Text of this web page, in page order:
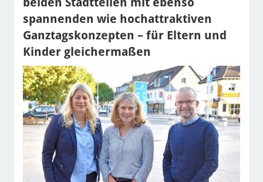
spannenden wie hochattraktiven
Ganztagskonzepten – für Eltern und
Kinder gleichermaßen